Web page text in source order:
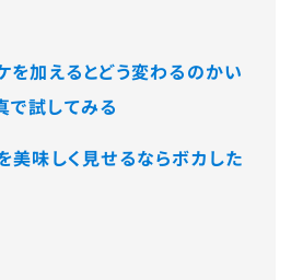
を加えるとどう変わるのかい
で試してみる
美味しく見せるならボカした